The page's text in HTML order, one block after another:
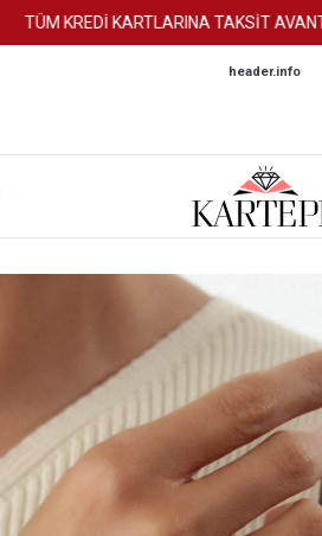
KREDİ KARTLARINA TAKSİT AVANTAJI
header.info